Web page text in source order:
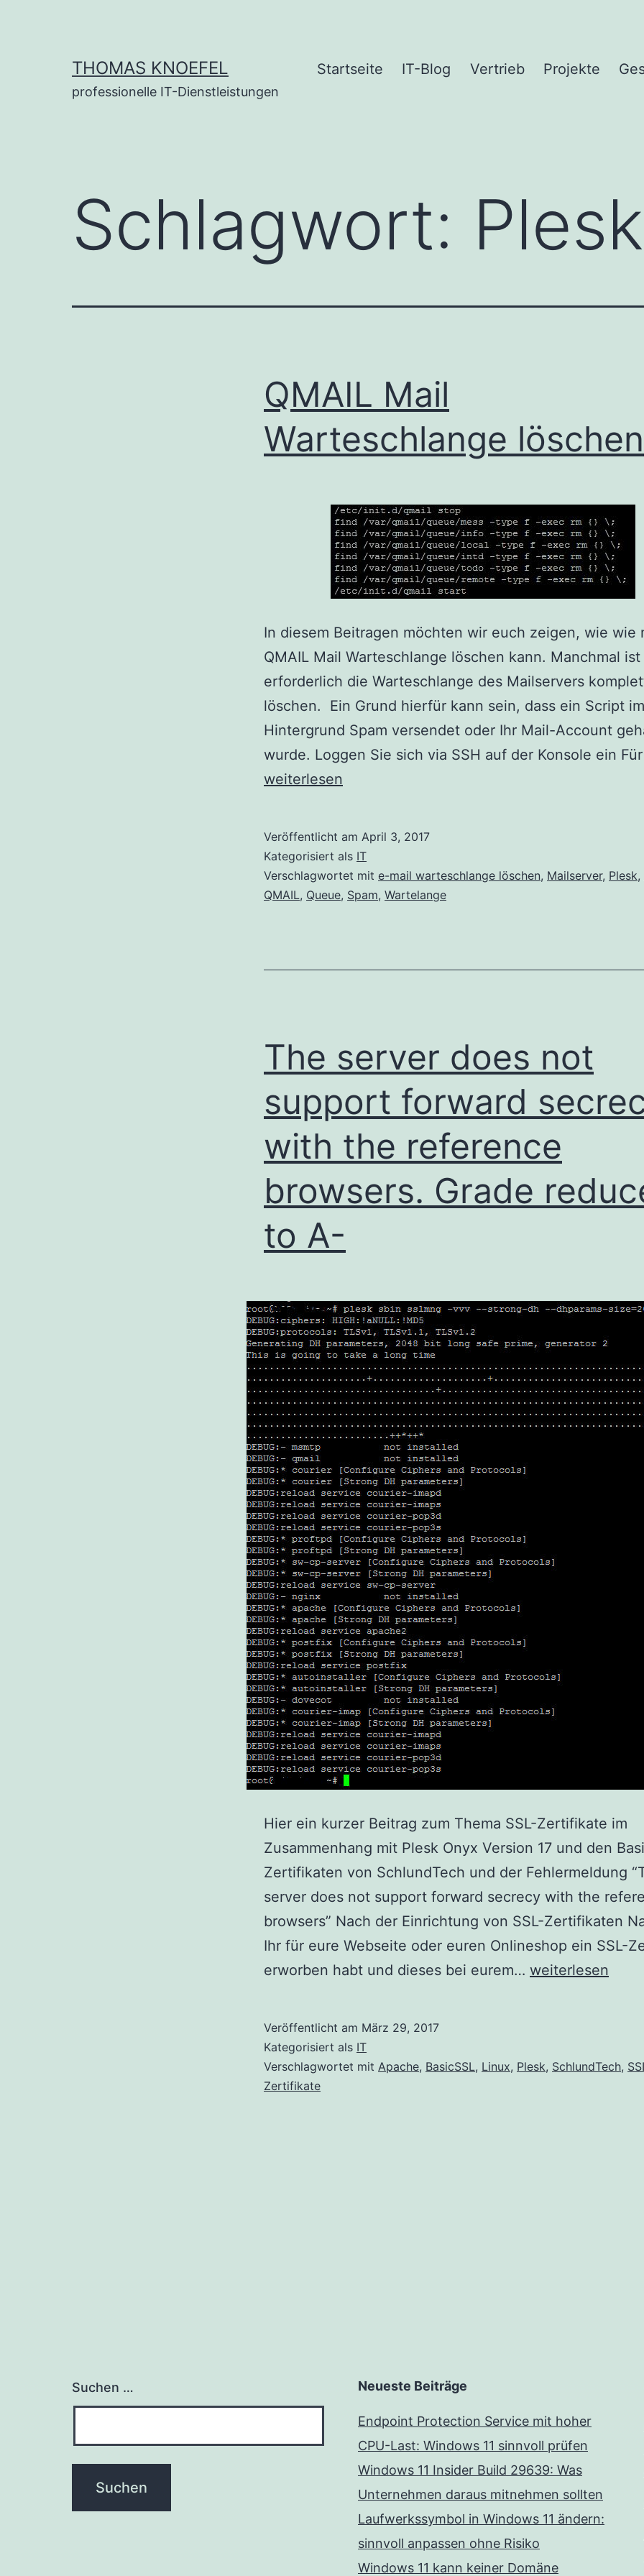
THOMAS KNOEFEL
professionelle IT-Dienstleistungen
Startseite IT-Blog Vertrieb Projekte
Schlagwort: Plesk
QMAIL Mail
Warteschlange löschen
In diesem Beitragen möchten wir euch zeigen, wie wie
QMAIL Mail Warteschlange löschen kann. Manchmal ist
erforderlich die Warteschlange des Mailservers
löschen. Ein Grund hierfür kann sein, dass ein Script im
Hintergrund Spam versendet oder Ihr Mail-Account
wurde. Loggen Sie sich via SSH auf der Konsole ein
weiterlesen
Veröffentlicht am April 3, 2017
Kategorisiert als IT
Verschlagwortet mit e-mail warteschlange löschen, Mailserver, Plesk,
QMAIL, Queue, Spam, Wartelange
The server does not
support forward
with the reference
browsers. Grade
to A-
Hier ein kurzer Beitrag zum Thema SSL-Zertifikate im
Zusammenhang mit Plesk Onyx Version 17 und den
Zertifikaten von SchlundTech und der Fehlermeldung
server does not support forward secrecy with the
browsers” Nach der Einrichtung von SSL-Zertifikaten
Ihr für eure Webseite oder euren Onlineshop ein SSL-
erworben habt und dieses bei eurem… The
support
weiterlesen
Veröffentlicht am März 29, 2017
Kategorisiert als IT
Verschlagwortet mit Apache, BasicSSL, Linux, Plesk, SchlundTech,
Zertifikate
Suchen … Neueste Beiträge
Endpoint Protection Service mit hoher
CPU-Last: Windows 11 sinnvoll prüfen
Windows 11 Insider Build 29639: Was
Unternehmen daraus mitnehmen sollten
Laufwerkssymbol in Windows 11 ändern:
sinnvoll anpassen ohne Risiko
Windows 11 kann keiner Domäne